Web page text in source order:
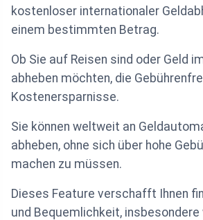
kostenloser internationaler
einem bestimmten Betrag.
Ob Sie auf Reisen sind oder Geld
abheben möchten, die
Kostenersparnisse.
Sie können weltweit an
abheben, ohne sich über hohe
machen zu müssen.
Dieses Feature verschafft Ihnen
und Bequemlichkeit, insbesondere